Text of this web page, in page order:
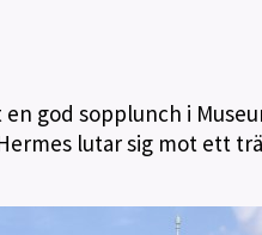
god sopplunch i
lutar sig mot ett